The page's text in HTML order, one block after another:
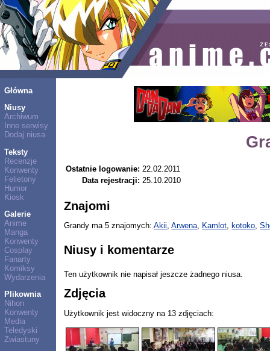
Główna
Niusy
Archiwum
Inne serwisy
Dodaj niusa
Teksty
Recenzje
Konwenty
Felietony
Humor
Kiosk
Galerie
Anime
Manga
Konwenty
Cosplay
Fanarty
Komiksy
Wydarzenia
Plikownia
Nihon
Konwenty
Media
Teledyski
Zwiastuny
Ostatnie logowanie: 22.02.2011
Data rejestracji: 25.10.2010
Znajomi
Grandy ma 5 znajomych:Akii,Arwena, Kamlot, kotoko,
Niusy i komentarze
Ten użytkownik nie napisał jeszcze żadnego niusa.
Zdjęcia
Użytkownik jest widoczny na 13 zdjęciach: